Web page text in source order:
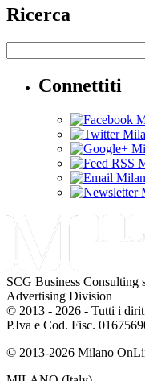
Ricerca
Connettiti
SCG Business
Advertising Division
© 2013 - 2026 - Tutti i
P.Iva e Cod. Fisc.
© 2013-2026 Milano